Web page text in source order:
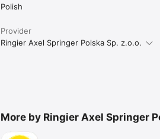
Polish
Provider
Ringier Axel Springer Polska Sp. z.o.o.
More by Ringier Axel Springer